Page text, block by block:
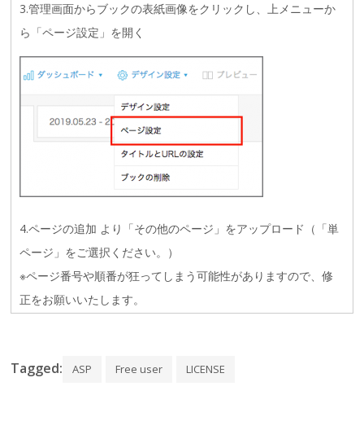
3.管理画面からブックの表紙画像をクリックし、上メニューか
ら「ページ設定」を開く
4.ページの追加 より「その他のページ」をアップロード（「単
ページ」をご選択ください。）
※ページ番号や順番が狂ってしまう可能性がありますので、修
正をお願いいたします。
Tagged: ASP Free user LICENSE